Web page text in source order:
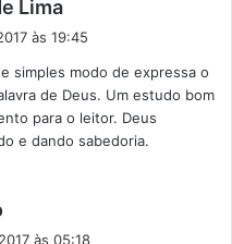
Lima
s
e
às 19:45
simples modo de expressa o
de Deus. Um estudo bom
para o leitor. Deus
e dando sabedoria.
às 05:18